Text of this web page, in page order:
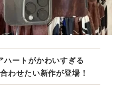
ハートがかわいすぎる
わせたい新作が登場！